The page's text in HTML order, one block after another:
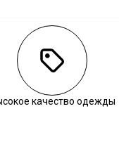
качество одежды